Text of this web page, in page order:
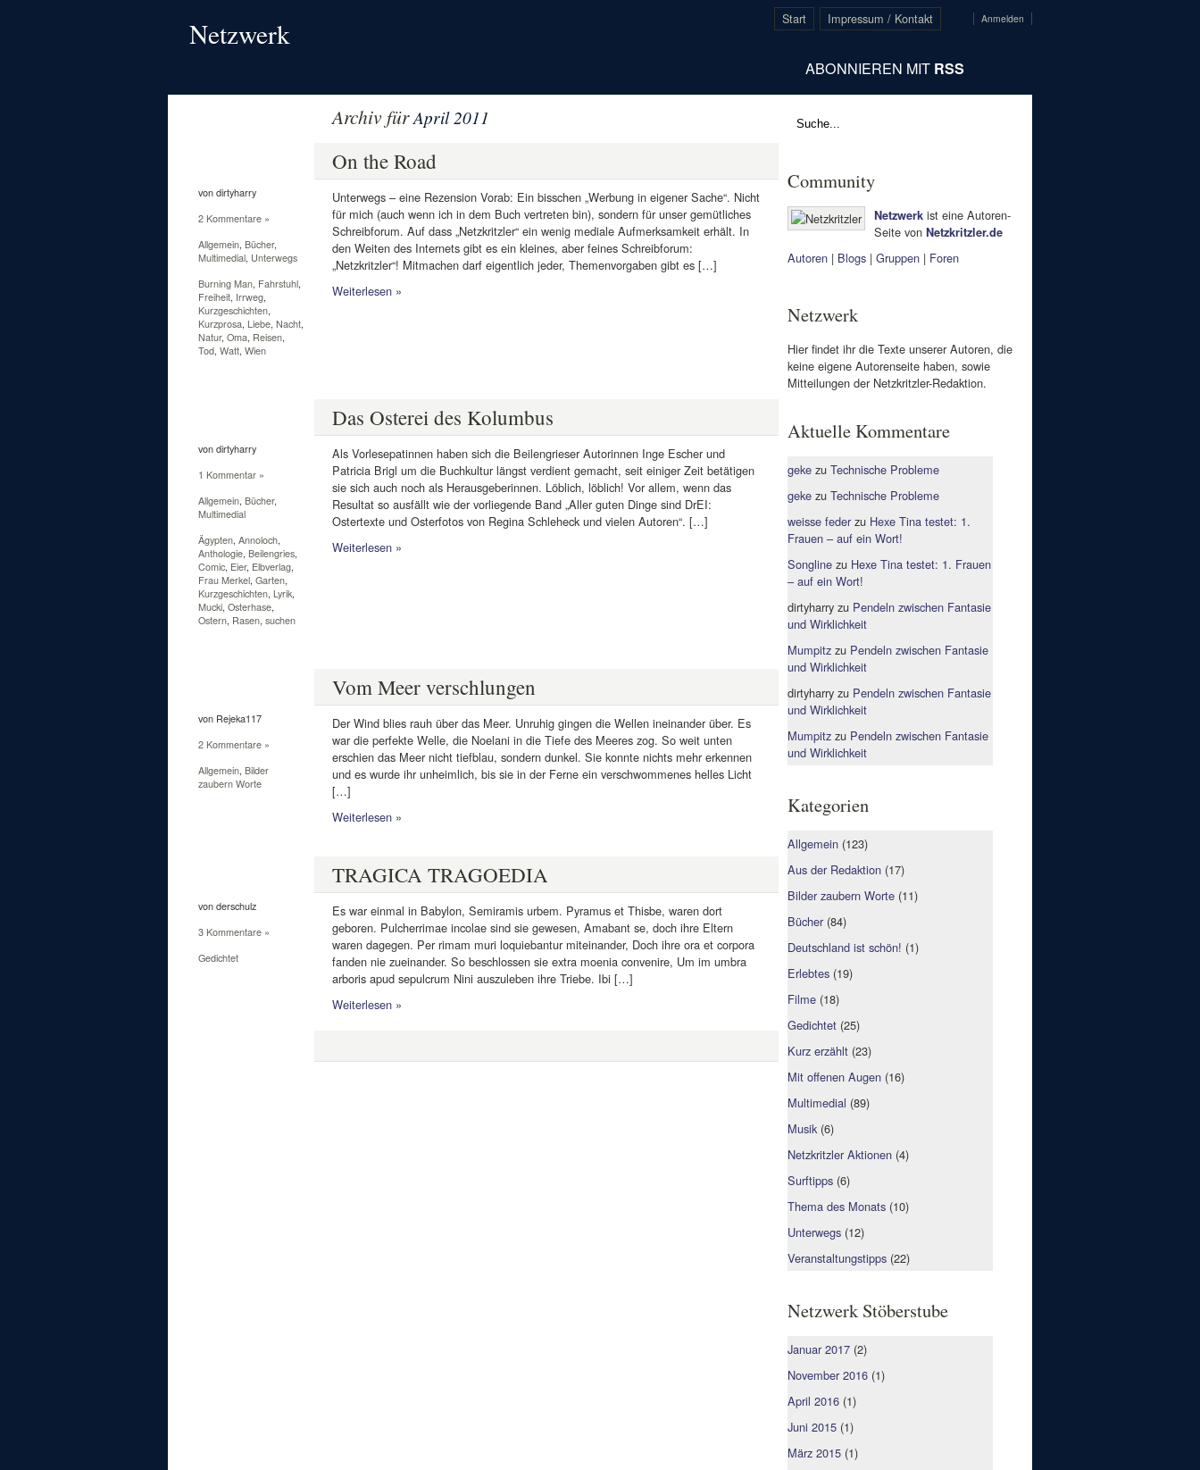
Netzwerk Anmelden
Start Impressum / Kontakt
ABONNIEREN MIT RSS
Archiv fürApril 2011
von dirtyharry
2 Kommentare »
Allgemein, Bücher,
Multimedial, Unterwegs
Burning Man, Fahrstuhl,
Freiheit, Irrweg,
Kurzgeschichten,
Kurzprosa, Liebe, Nacht,
Natur, Oma, Reisen,
Tod, Watt, Wien
On the Road
Unterwegs – eine Rezension Vorab: Ein bisschen „Werbung in eigener Sache“. Nicht
für mich (auch wenn ich in dem Buch vertreten bin), sondern für unser gemütliches
Schreibforum. Auf dass „Netzkritzler“ ein wenig mediale Aufmerksamkeit erhält. In
den Weiten des Internets gibt es ein kleines, aber feines Schreibforum:
„Netzkritzler“! Mitmachen darf eigentlich jeder, Themenvorgaben gibt es […]
Weiterlesen »
von dirtyharry
1 Kommentar »
Allgemein, Bücher,
Multimedial
Ägypten, Annoloch,
Anthologie, Beilengries,
Comic, Eier, Elbverlag,
Frau Merkel, Garten,
Kurzgeschichten, Lyrik,
Mucki, Osterhase,
Ostern, Rasen, suchen
Das Osterei des Kolumbus
Als Vorlesepatinnen haben sich die Beilengrieser Autorinnen Inge Escher und
Patricia Brigl um die Buchkultur längst verdient gemacht, seit einiger Zeit betätigen
sie sich auch noch als Herausgeberinnen. Löblich, löblich! Vor allem, wenn das
Resultat so ausfällt wie der vorliegende Band „Aller guten Dinge sind DrEI:
Ostertexte und Osterfotos von Regina Schleheck und vielen Autoren“. […]
Weiterlesen »
von Rejeka117
2 Kommentare »
Allgemein, Bilder
zaubern Worte
Vom Meer verschlungen
Der Wind blies rauh über das Meer. Unruhig gingen die Wellen ineinander über. Es
war die perfekte Welle, die Noelani in die Tiefe des Meeres zog. So weit unten
erschien das Meer nicht tiefblau, sondern dunkel. Sie konnte nichts mehr erkennen
und es wurde ihr unheimlich, bis sie in der Ferne ein verschwommenes helles Licht
[…]
Weiterlesen »
von derschulz
3 Kommentare »
Gedichtet
TRAGICA TRAGOEDIA
Es war einmal in Babylon, Semiramis urbem. Pyramus et Thisbe, waren dort
geboren. Pulcherrimae incolae sind sie gewesen, Amabant se, doch ihre Eltern
waren dagegen. Per rimam muri loquiebantur miteinander, Doch ihre ora et corpora
fanden nie zueinander. So beschlossen sie extra moenia convenire, Um im umbra
arboris apud sepulcrum Nini auszuleben ihre Triebe. Ibi […]
Weiterlesen »
Community
Netzwerk ist eine Autoren-
Seite von Netzkritzler.de
Autoren | Blogs | Gruppen | Foren
Netzwerk
Hier findet ihr die Texte unserer Autoren, die
keine eigene Autorenseite haben, sowie
Mitteilungen der Netzkritzler-Redaktion.
Aktuelle Kommentare
geke zu Technische Probleme
geke zu Technische Probleme
weisse feder zu Hexe Tina testet: 1.
Frauen – auf ein Wort!
Songline zu Hexe Tina testet: 1. Frauen
– auf ein Wort!
dirtyharry zu Pendeln zwischen Fantasie
und Wirklichkeit
Mumpitz zu Pendeln zwischen Fantasie
und Wirklichkeit
dirtyharry zu Pendeln zwischen Fantasie
und Wirklichkeit
Mumpitz zu Pendeln zwischen Fantasie
und Wirklichkeit
Kategorien
Allgemein (123)
Aus der Redaktion (17)
Bilder zaubern Worte (11)
Bücher (84)
Deutschland ist schön! (1)
Erlebtes (19)
Filme (18)
Gedichtet (25)
Kurz erzählt (23)
Mit offenen Augen (16)
Multimedial (89)
Musik(6)
Netzkritzler Aktionen (4)
Surftipps (6)
Thema des Monats (10)
Unterwegs (12)
Veranstaltungstipps (22)
Netzwerk Stöberstube
Januar 2017 (2)
November 2016 (1)
April 2016 (1)
Juni 2015 (1)
März 2015 (1)